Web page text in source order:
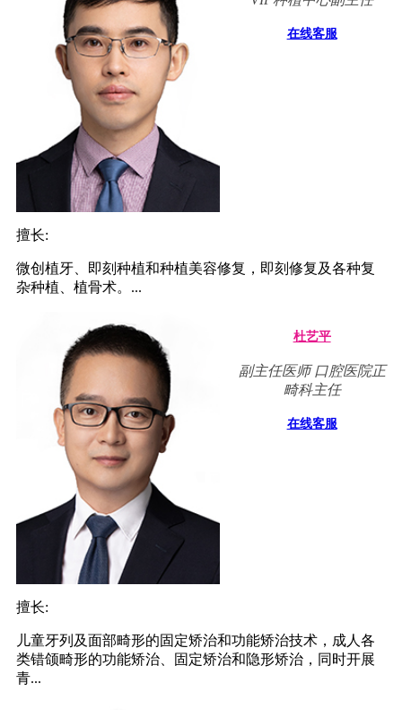
在线客服
擅长:
微创植牙、即刻种植和种植美容修复，即刻修复及各种复
杂种植、植骨术。...
杜艺平
副主任医师 口腔医院正
畸科主任
在线客服
擅长:
儿童牙列及面部畸形的固定矫治和功能矫治技术，成人各
类错颌畸形的功能矫治、固定矫治和隐形矫治，同时开展
青...